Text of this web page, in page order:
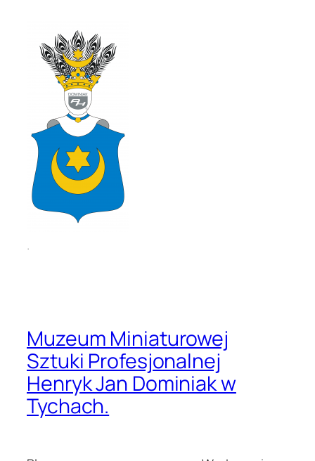
.
Muzeum Miniaturowej
Sztuki Profesjonalnej
Henryk Jan Dominiak w
Tychach.